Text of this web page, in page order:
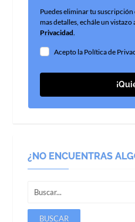
Puedes eliminar tu
mas detalles, echále un vistazo
Privacidad.
Acepto la Política de
¿NO ENCUENTRAS